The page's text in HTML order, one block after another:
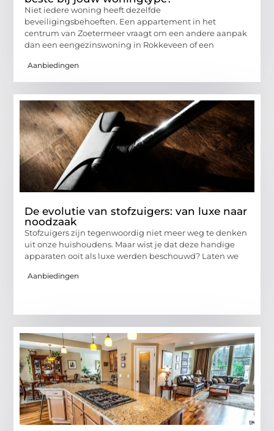
Niet iedere woning heeft dezelfde
beveiligingsbehoeften. Een appartement in het
centrum van Zoetermeer vraagt om een andere aanpak
dan een eengezinswoning in Rokkeveen of een
Aanbiedingen
De evolutie van stofzuigers: van luxe naar
noodzaak
Stofzuigers zijn tegenwoordig niet meer weg te denken
uit onze huishoudens. Maar wist je dat deze handige
apparaten ooit als luxe werden beschouwd? Laten we
Aanbiedingen